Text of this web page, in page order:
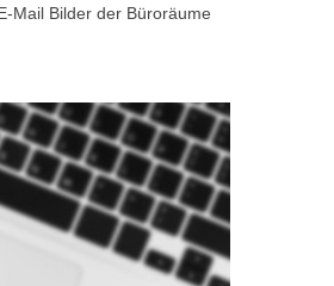
Mail Bilder der Büroräume